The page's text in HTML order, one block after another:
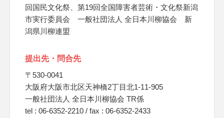
回国民文化祭、第19回全国障害者芸術・文化祭新潟
市実行委員会 一般社団法人 全日本川柳協会 新
潟県川柳連盟
提出先・問合先
〒530-0041
大阪府大阪市北区天神橋2丁目北1-11-905
一般社団法人 全日本川柳協会 TR係
tel : 06-6352-2210 / fax : 06-6352-2433